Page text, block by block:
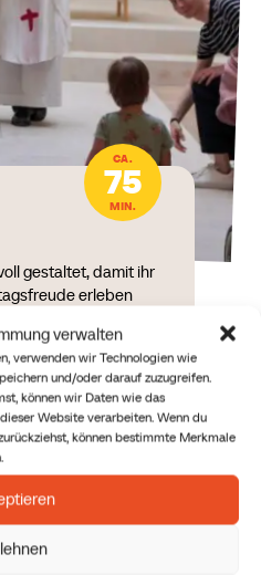
verwalten
verwenden wir Technologien wie
und/oder darauf zuzugreifen.
können wir Daten wie das
Website verarbeiten. Wenn du
können bestimmte Merkmale
CA.
75
MIN.
gestaltet, damit ihr
erleben
abzuholen,
Kinder (3-6 Jahre)
im 1. Stock
unserem Sunday
Nach der
wenig Worship